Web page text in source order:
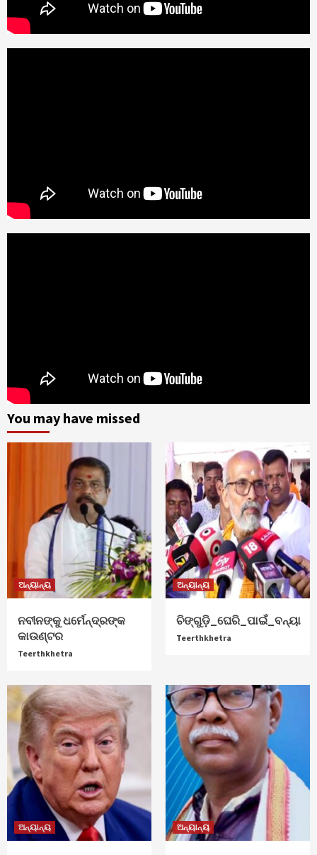
You may have missed
ଅନ୍ୟାନ୍ୟ
ନବୀନଙ୍କୁ ଧର୍ମେନ୍ଦ୍ରଙ୍କ
କାଉଣ୍ଟର
Teerthkhetra
ଅନ୍ୟାନ୍ୟ
ଚିଙ୍ଗୁଡ଼ି_ଘେରି_ପାଇଁ_ବନ୍ୟା
Teerthkhetra
ଅନ୍ୟାନ୍ୟ ଅନ୍ୟାନ୍ୟ